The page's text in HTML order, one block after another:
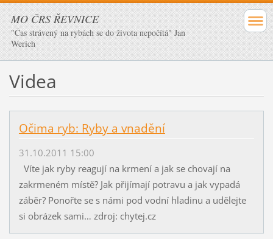
MO ČRS ŘEVNICE
"Čas strávený na rybách se do života nepočítá" Jan
Werich
Videa
Očima ryb: Ryby a vnadění
31.10.2011 15:00
Víte jak ryby reagují na krmení a jak se chovají na
zakrmeném místě? Jak přijímají potravu a jak vypadá
záběr? Ponořte se s námi pod vodní hladinu a udělejte
si obrázek sami… zdroj: chytej.cz